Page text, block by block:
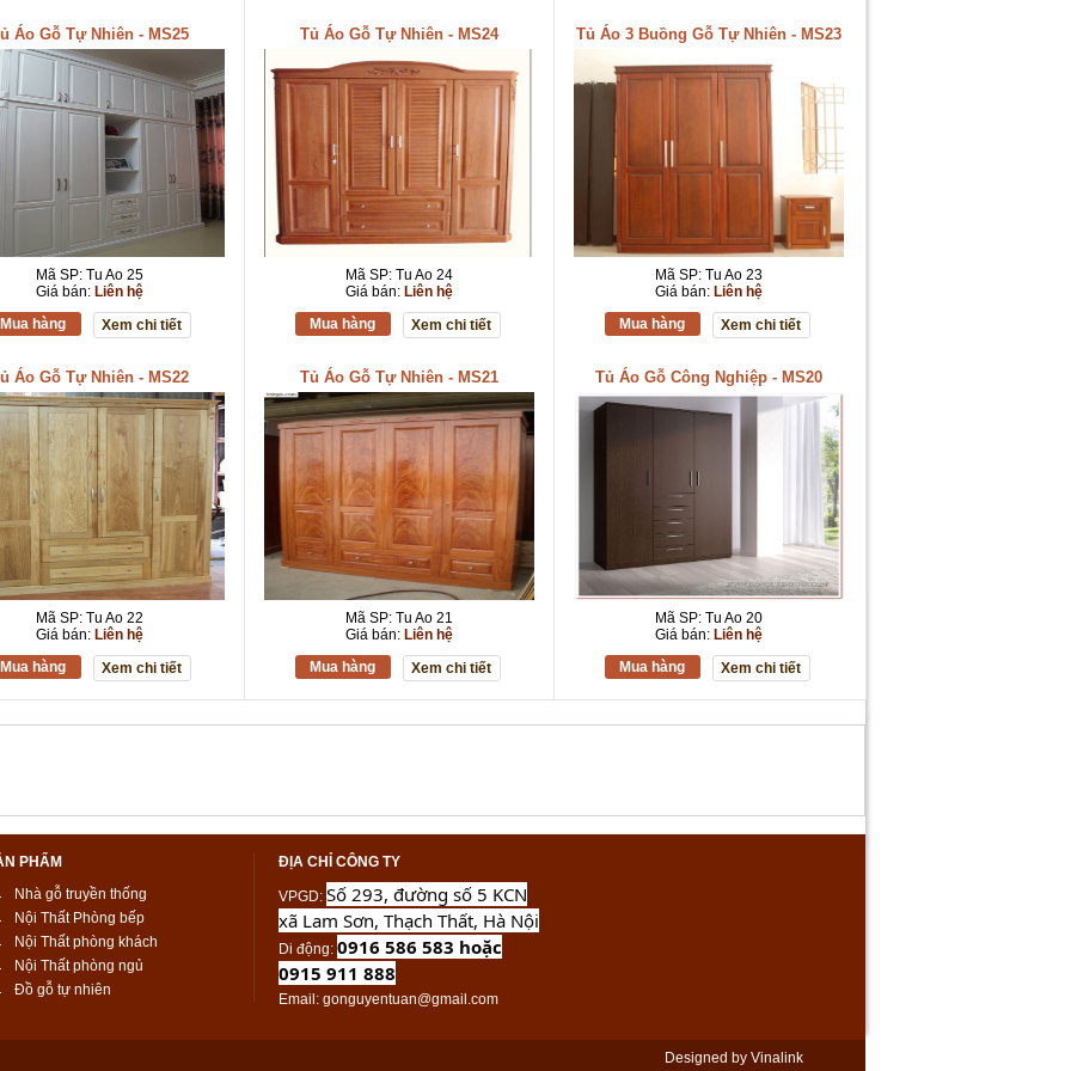
Áo Gỗ Tự Nhiên - MS25
Mã SP: Tu Ao 25
Giá bán: Liên hệ
Mua hàng
Xem chi tiết
Tủ Áo Gỗ Tự Nhiên - MS24
Mã SP: Tu Ao 24
Giá bán: Liên hệ
Mua hàng
Xem chi tiết
Tủ Áo 3 Buồng Gỗ Tự Nhiên - MS23
Mã SP: Tu Ao 23
Giá bán: Liên hệ
Mua hàng
Xem chi tiết
Áo Gỗ Tự Nhiên - MS22
Mã SP: Tu Ao 22
Giá bán: Liên hệ
Mua hàng
Xem chi tiết
Tủ Áo Gỗ Tự Nhiên - MS21
Mã SP: Tu Ao 21
Giá bán: Liên hệ
Mua hàng
Xem chi tiết
Tủ Áo Gỗ Công Nghiệp - MS20
Mã SP: Tu Ao 20
Giá bán: Liên hệ
Mua hàng
Xem chi tiết
PHẨM
Nhà gỗ truyền thống
Nội Thất Phòng bếp
Nội Thất phòng khách
Nội Thất phòng ngủ
Đồ gỗ tự nhiên
ĐỊA CHỈ CÔNG TY
VPGD: Số 293, đường số 5 KCN
xã Lam Sơn, Thạch Thất, Hà Nội
Di động: 0916 586 583 hoặc
0915 911 888
Email : gonguyentuan@gmail.com
Designed by Vinalink